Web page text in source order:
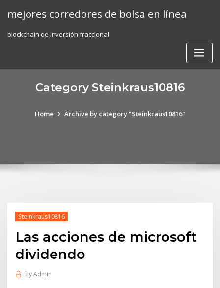
mejores corredores de bolsa en línea
blockchain de inversión fraccional
Category Steinkraus10816
Home Archive by category "Steinkraus10816"
Steinkraus10816
Las acciones de microsoft
dividendo
byAdmin